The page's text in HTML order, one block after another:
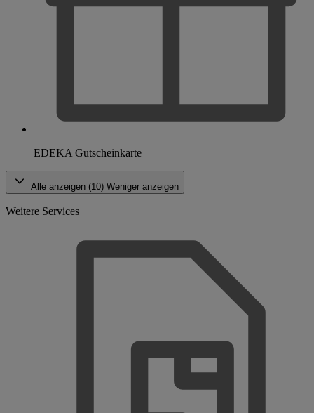
EDEKA Gutscheinkarte
Alle anzeigen (10) Weniger anzeigen
Weitere Services